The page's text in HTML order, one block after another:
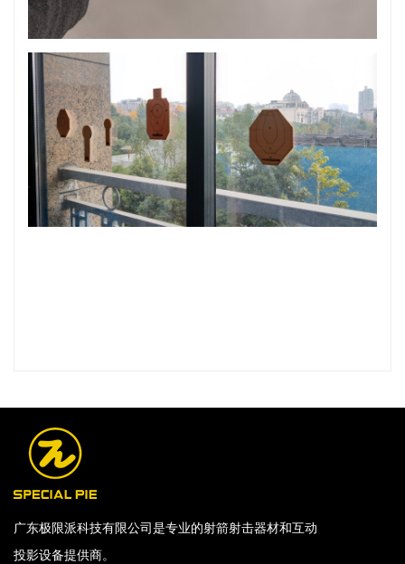
广东极限派科技有限公司是专业的射箭射击器材和互动
投影设备提供商。